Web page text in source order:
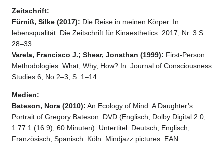
Zeitschrift:
Fürniß, Silke (2017): Die Reise in meinen Körper. In:
lebensqualität. Die Zeitschrift für Kinaesthetics. 2017, Nr. 3 S.
28–33.
Varela, Francisco J.; Shear, Jonathan (1999): First-Person
Methodologies: What, Why, How? In: Journal of Consciousness
Studies 6, No 2–3, S. 1–14.
Medien:
Bateson, Nora (2010): An Ecology of Mind. A Daughter’s
Portrait of Gregory Bateson. DVD (Englisch, Dolby Digital 2.0,
1.77:1 (16:9), 60 Minuten). Untertitel: Deutsch, Englisch,
Französisch, Spanisch. Köln: Mindjazz pictures. EAN